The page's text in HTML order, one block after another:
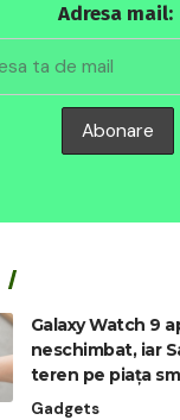
Adresa mail:
Galaxy Watch 9
neschimbat, iar
teren pe piața
Gadgets